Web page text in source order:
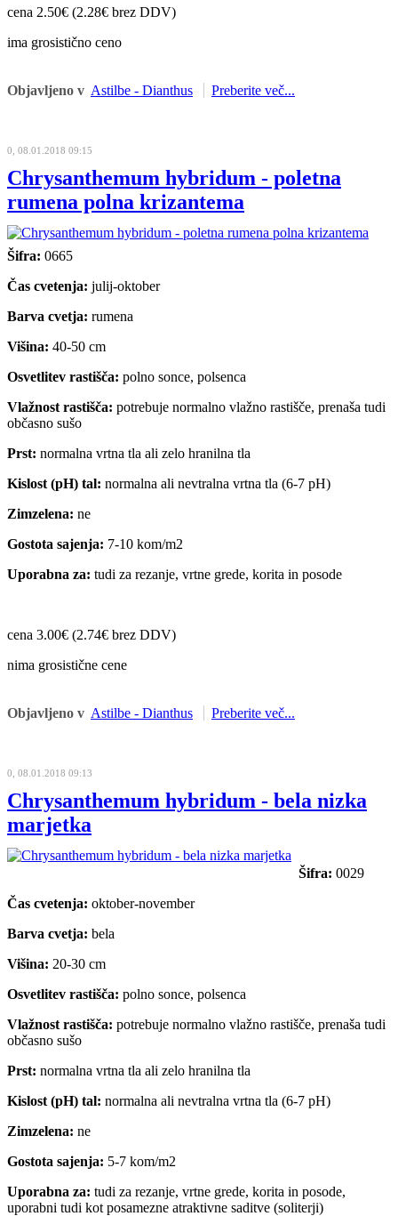
cena 2.50€ (2.28€ brez DDV)
ima grosistično ceno
Objavljeno v Astilbe - Dianthus Preberite več...
0, 08.01.2018 09:15
Chrysanthemum hybridum - poletna
rumena polna krizantema
Šifra: 0665
Čas cvetenja: julij-oktober
Barva cvetja: rumena
Višina: 40-50 cm
Osvetlitev rastišča: polno sonce, polsenca
Vlažnost rastišča: potrebuje normalno vlažno rastišče, prenaša tudi
občasno sušo
Prst: normalna vrtna tla ali zelo hranilna tla
Kislost (pH) tal: normalna ali nevtralna vrtna tla (6-7 pH)
Zimzelena: ne
Gostota sajenja: 7-10 kom/m2
Uporabna za: tudi za rezanje, vrtne grede, korita in posode
cena 3.00€ (2.74€ brez DDV)
nima grosistične cene
Objavljeno v Astilbe - Dianthus Preberite več...
0, 08.01.2018 09:13
Chrysanthemum hybridum - bela nizka
marjetka
Šifra: 0029
Čas cvetenja: oktober-november
Barva cvetja: bela
Višina: 20-30 cm
Osvetlitev rastišča: polno sonce, polsenca
Vlažnost rastišča: potrebuje normalno vlažno rastišče, prenaša tudi
občasno sušo
Prst: normalna vrtna tla ali zelo hranilna tla
Kislost (pH) tal: normalna ali nevtralna vrtna tla (6-7 pH)
Zimzelena: ne
Gostota sajenja: 5-7 kom/m2
Uporabna za: tudi za rezanje, vrtne grede, korita in posode,
uporabni tudi kot posamezne atraktivne saditve (soliterji)